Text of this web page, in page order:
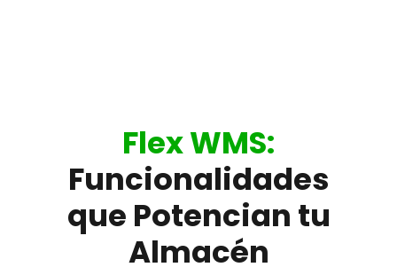
Flex WMS:
Funcionalidades
que Potencian tu
Almacén